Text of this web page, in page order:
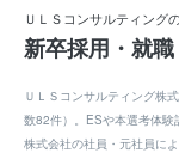
ＵＬＳコンサルティング
新卒採用・就
ＵＬＳコンサルティング株
数82件）。ESや本選考体
株式会社の社員・元社員に